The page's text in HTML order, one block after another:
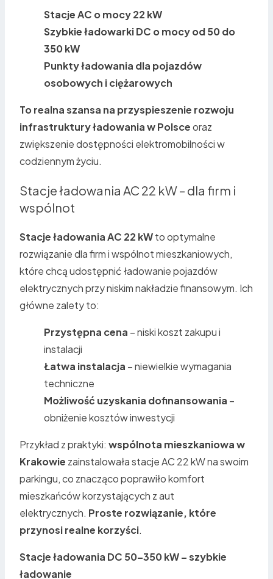
Stacje AC o mocy 22 kW
Szybkie ładowarki DC o mocy od 50 do
350 kW
Punkty ładowania dla pojazdów
osobowych i ciężarowych
To realna szansa na przyspieszenie rozwoju
infrastruktury ładowania w Polsceoraz
zwiększenie dostępności elektromobilności w
codziennym życiu.
Stacje ładowania AC 22 kW – dla firm i
wspólnot
Stacje ładowania AC 22 kWto optymalne
rozwiązanie dla firm i wspólnot mieszkaniowych,
które chcą udostępnić ładowanie pojazdów
elektrycznych przy niskim nakładzie finansowym. Ich
główne zalety to:
Przystępna cena – niski koszt zakupu i
instalacji
Łatwa instalacja – niewielkie wymagania
techniczne
Możliwość uzyskania dofinansowania –
obniżenie kosztów inwestycji
Przykład z praktyki: wspólnota mieszkaniowa w
Krakowie zainstalowała stacje AC 22 kW na swoim
parkingu, co znacząco poprawiło komfort
mieszkańców korzystających z aut
elektrycznych. Proste rozwiązanie, które
przynosi realne korzyści.
Stacje ładowania DC 50–350 kW – szybkie
ładowanie